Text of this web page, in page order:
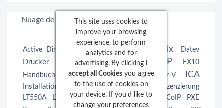
This site uses cookies to
improve your browsing
experience, to perform
analytics and for
advertising. By clicking
accept all Cookiesyou agree
to the use of cookies on
your device. If you'd like to
change your preferences
Nuage de tags
Active Directory Browser Redirection Citrix Datev
Drucker Featured Firmware FreeRDP
FX10
Handbuch
Hardware Horizon Hyper-V ICA
Installation K10 Lizensierung Lizenz
Lizenzierung
LT550A
LT550E Meetingsoftware mok PCoIP
PXE